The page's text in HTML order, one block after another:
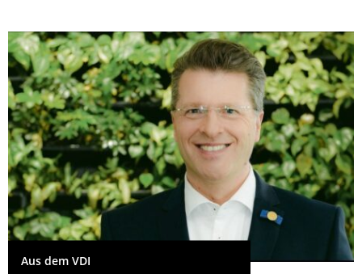
Aus dem VDI